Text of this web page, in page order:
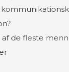
de fleste